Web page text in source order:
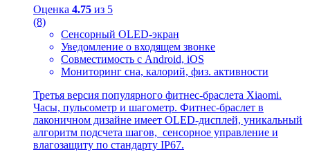
Оценка 4.75 из 5
(8)
Сенсорный OLED-экран
Уведомление о входящем звонке
Совместимость с Android, iOS
Мониторинг сна, калорий, физ. активности
Третья версия популярного фитнес-браслета Xiaomi.
Часы, пульсометр и шагометр. Фитнес-браслет в
лаконичном дизайне имеет OLED-дисплей, уникальный
алгоритм подсчета шагов, сенсорное управление и
влагозащиту по стандарту IP67.